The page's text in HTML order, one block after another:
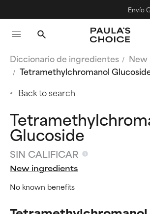
Envío
Diccionario de ingredientes
Tetramethylchromanol
Back to search
Glucoside
SIN CALIFICAR
New ingredients
No known benefits